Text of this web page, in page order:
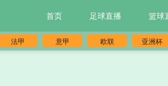
首页 足球直播 篮球
法甲 意甲 欧联 亚洲杯